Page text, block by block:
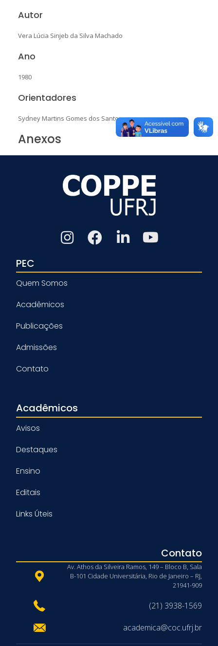
Autor
Vera Lúcia Sinjeb da Silva Machado
Ano
1980
Orientadores
Sydney Martins Gomes dos Santos
Anexos
PEC
Quem Somos
Acadêmicos
Publicações
Admissões
Contato
Acadêmicos
Avisos
Destaques
Ensino
Editais
Links Úteis
Contato
Av. Athos da Silveira Ramos, 149 – Bloco B, Sala
B-101 Cidade Universitária, Rio de Janeiro – RJ,
21941-909
(21) 3938-1569
academica@coc.ufrj.br